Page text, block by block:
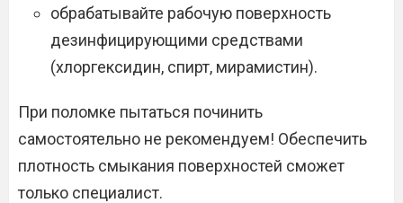
обрабатывайте рабочую поверхность
дезинфицирующими средствами
(хлоргексидин, спирт, мирамистин).
При поломке пытаться починить
самостоятельно не рекомендуем! Обеспечить
плотность смыкания поверхностей сможет
только специалист.